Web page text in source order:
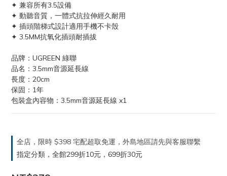
✦ 兼容所有3.5設備
✦ 動聽音質，一體式抗拉伸經久耐用
✦ 插頭階梯式設計適用手機不卡殼
✦ 3.5MM抗氧化插頭耐插拔
品牌：UGREEN 綠聯
品名：3.5mm音源延長線
長度：20cm
保固：1年
包裝盒內容物：3.5mm音源延長線 x1
全店，限時 $398 宅配超取免運，外島地區請先與客服聯繫
指定分類，全館299折10元，699折30元